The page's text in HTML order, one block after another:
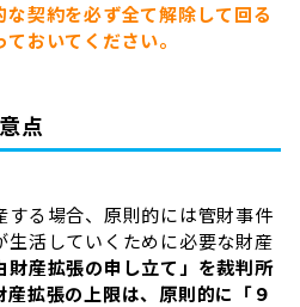
な契約を必ず全て解除して回る
おいてください。
点
する場合、原則的には管財事件
生活していくために必要な財産
財産拡張の申し立て」を裁判所
拡張の上限は、原則的に「９